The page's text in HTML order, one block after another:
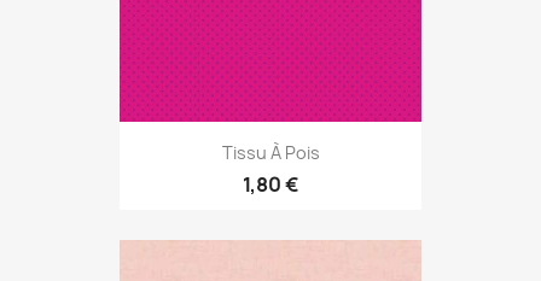
Tissu À Pois
1,80 €